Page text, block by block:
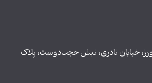
خیابان نادری، نبش حجت‌دوست، پلاک